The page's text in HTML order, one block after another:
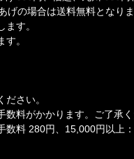
げの場合は送料無料となりま
ます。
。
ださい。
数料がかかります。ご了承く
数料 280円、15,000円以上